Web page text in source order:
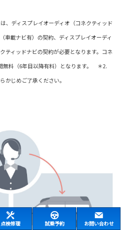
、ディスプレイオーディオ（コネクティッド
車載ナビ有）の契約、ディスプレイオーディ
ティッドナビの契約が必要となります。コネ
無料（6年目以降有料）となります。 ＊2.
かじめご了承ください。
点検修理 試乗予約 お問い合わせ